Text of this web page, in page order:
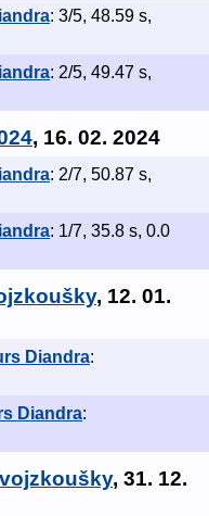
: 3/5, 48.59 s,
: 2/5, 49.47 s,
, 16. 02. 2024
: 2/7, 50.87 s,
: 1/7, 35.8 s, 0.0
, 12. 01.
Diandra:
Diandra:
, 31. 12.